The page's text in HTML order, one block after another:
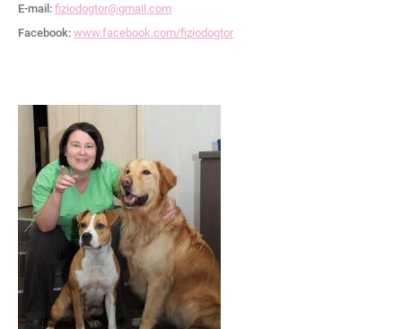
E-mail: fiziodogtor@gmail.com
Facebook: www.facebook.com/fiziodogtor